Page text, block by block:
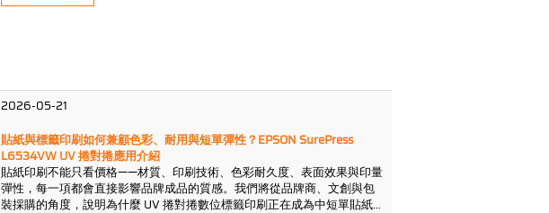
2026-05-21
貼紙與標籤印刷如何兼顧色彩、耐用與短單彈性？EPSON SurePress
L6534VW UV 捲對捲應用介紹
貼紙印刷不能只看價格——材質、印刷技術、色彩耐久度、表面效果與印量
彈性，每一項都會直接影響品牌成品的質感。我們將從品牌商、文創與包
裝採購的角度，說明為什麼 UV 捲對捲數位標籤印刷正在成為中短單貼紙印